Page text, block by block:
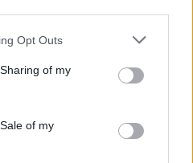
app uses one or more Google
behaviour. You may click to
and its third-party tags to
purposes in below Google
Opt Outs
of my
of my
között a sci-fi műfaj
sztárfelhozatallal
Jessica Chastain,Anne
ami komoly morális
szerint egyes